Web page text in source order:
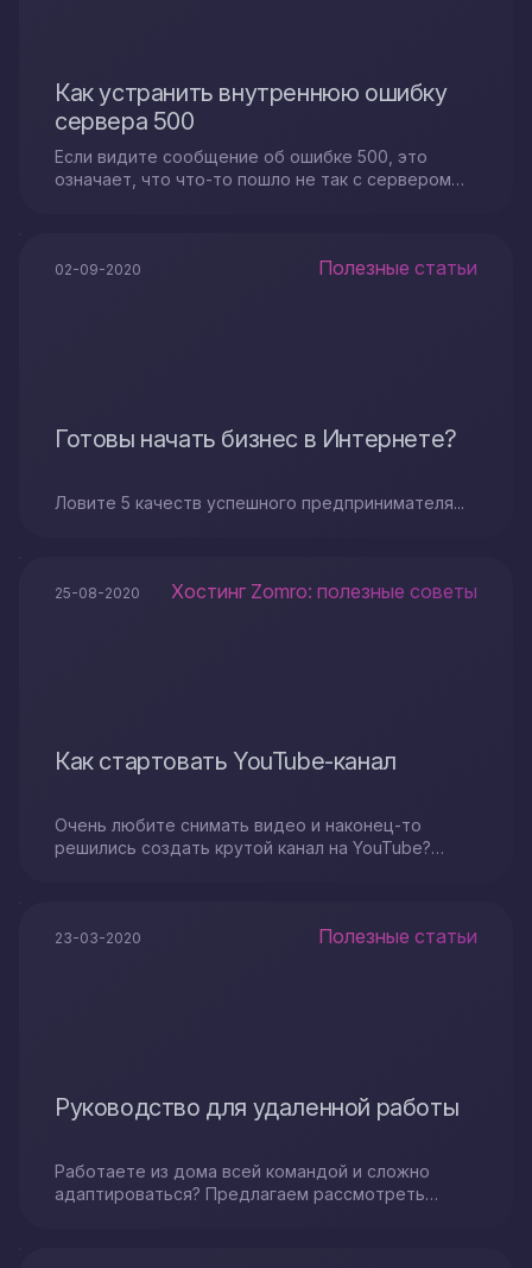
Как устранить внутреннюю ошибку
сервера 500
Если видите сообщение об ошибке 500, это
означает, что что-то пошло не так с сервером
02-09-2020 Полезные статьи
Готовы начать бизнес в Интернете?
Ловите 5 качеств успешного предпринимателя...
25-08-2020 Хостинг Zomro: полезные советы
Как стартовать YouTube-канал
Очень любите снимать видео и наконец-то
решились создать крутой канал на YouTube?
23-03-2020 Полезные статьи
Руководство для удаленной работы
Работаете из дома всей командой и сложно
адаптироваться? Предлагаем рассмотреть